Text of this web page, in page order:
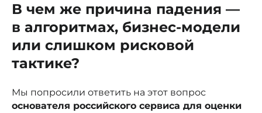
В чем же причина падения —
в алгоритмах, бизнес-модели
или слишком рисковой
тактике?
Мы попросили ответить на этот вопрос
основателя российского сервиса для оценки